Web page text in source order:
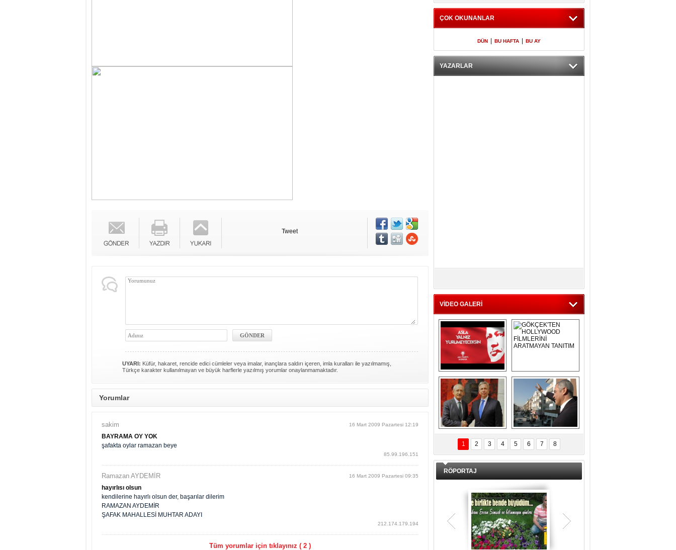
Tweet
UYARI: Küfür, hakaret, rencide edici cümleler veya imalar, inançlara saldırı içeren, imla kuralları ile yazılmamış,
Türkçe karakter kullanılmayan ve büyük harflerle yazılmış yorumlar onaylanmamaktadır.
Yorumlar
sakim 16 Mart 2009 Pazartesi 12:19
BAYRAMA OY YOK
şafakta oylar ramazan beye
85.99.196.151
Ramazan AYDEMİR 16 Mart 2009 Pazartesi 09:35
hayırlısı olsun
kendilerine hayırlı olsun der, başarılar dilerim
RAMAZAN AYDEMİR
ŞAFAK MAHALLESİ MUHTAR ADAYI
212.174.179.194
Tüm yorumlar için tıklayınız ( 2 )
ÇOK OKUNANLAR
DÜN BU HAFTA BU AY
YAZARLAR
VİDEO GALERİ
Asla Yalnız
Yürümeyeceksin
Uzun Adam
GÖKÇEK'TEN
HOLLYWOOD
FİLMLERİNİ
ARATMAYAN
TANITIM
DAL İÇERİ ZÜBÜK!
ERCAN ŞİMŞEK
GÖLBAŞI'NDA
KASIRGA ETKİSİ
YARATTI !
1 2 3 4 5 6 7 8
RÖPORTAJ
Teşrik tekbiri nedir? Ne anlama gelir?